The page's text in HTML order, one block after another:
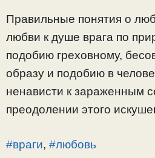
Правильные понятия о
любви к душе врага по
подобию греховному,
образу и подобию в
ненависти к зараженным
преодолении этого
#враги, #любовь